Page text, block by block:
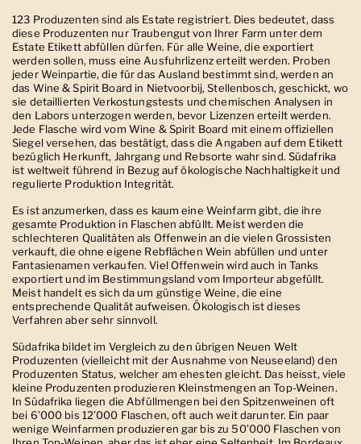
123 Produzenten sind als Estate registriert. Dies bedeutet, dass
diese Produzenten nur Traubengut von Ihrer Farm unter dem
Estate Etikett abfüllen dürfen. Für alle Weine, die exportiert
werden sollen, muss eine Ausfuhrlizenz erteilt werden. Proben
jeder Weinpartie, die für das Ausland bestimmt sind, werden an
das Wine & Spirit Board in Nietvoorbij, Stellenbosch, geschickt, wo
sie detaillierten Verkostungstests und chemischen Analysen in
den Labors unterzogen werden, bevor Lizenzen erteilt werden.
Jede Flasche wird vom Wine & Spirit Board mit einem offiziellen
Siegel versehen, das bestätigt, dass die Angaben auf dem Etikett
bezüglich Herkunft, Jahrgang und Rebsorte wahr sind. Südafrika
ist weltweit führend in Bezug auf ökologische Nachhaltigkeit und
regulierte Produktion Integrität.
Es ist anzumerken, dass es kaum eine Weinfarm gibt, die ihre
gesamte Produktion in Flaschen abfüllt. Meist werden die
schlechteren Qualitäten als Offenwein an die vielen Grossisten
verkauft, die ohne eigene Rebflächen Wein abfüllen und unter
Fantasienamen verkaufen. Viel Offenwein wird auch in Tanks
exportiert und im Bestimmungsland vom Importeur abgefüllt.
Meist handelt es sich da um günstige Weine, die eine
entsprechende Qualität aufweisen. Ökologisch ist dieses
Verfahren aber sehr sinnvoll.
Südafrika bildet im Vergleich zu den übrigen Neuen Welt
Produzenten (vielleicht mit der Ausnahme von Neuseeland) den
Produzenten Status, welcher am ehesten gleicht. Das heisst, viele
kleine Produzenten produzieren Kleinstmengen an Top-Weinen.
In Südafrika liegen die Abfüllmengen bei den Spitzenweinen oft
bei 6’000 bis 12’000 Flaschen, oft auch weit darunter. Ein paar
wenige Weinfarmen produzieren gar bis zu 50’000 Flaschen von